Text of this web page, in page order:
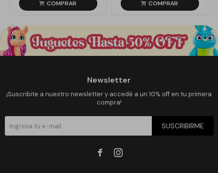
Newsletter
¡Suscribite a nuestro newsletter y accedé a un 10% off en tu primera
compra!
SUSCRIBIRME
 